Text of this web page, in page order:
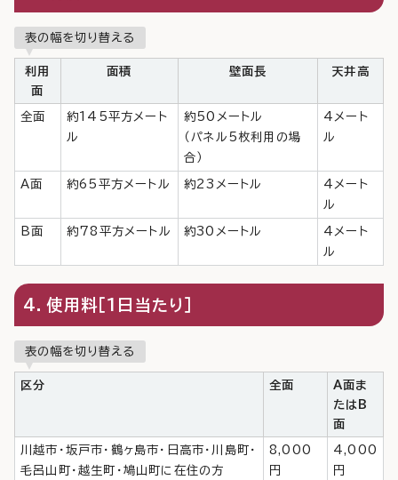
表の幅を切り替える
利用
面
面積 壁面長 天井高
全面
約145平方メート
ル
約50メートル
（パネル5枚利用の場
合）
4メート
ル
A面 約65平方メートル 約23メートル
4メート
ル
B面 約78平方メートル 約30メートル
4メート
ル
4．使用料［1日当たり］
表の幅を切り替える
区分 全面
A面ま
たはB
面
川越市・坂戸市・鶴ヶ島市・日高市・川島町・
毛呂山町・越生町・鳩山町に在住の方
8,000
円
4,000
円